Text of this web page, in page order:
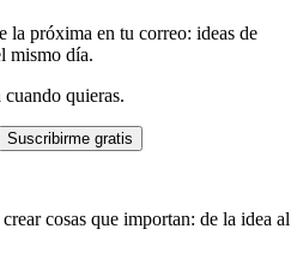
la próxima en tu correo: ideas de
mismo día.
quieras.
Suscribirme gratis
cosas que importan: de la idea al